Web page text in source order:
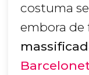
costuma
embora de